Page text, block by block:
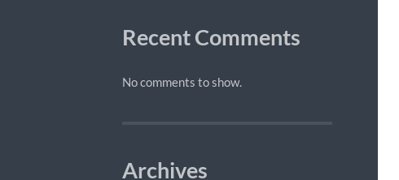
Recent Comments
No comments to show.
Archives